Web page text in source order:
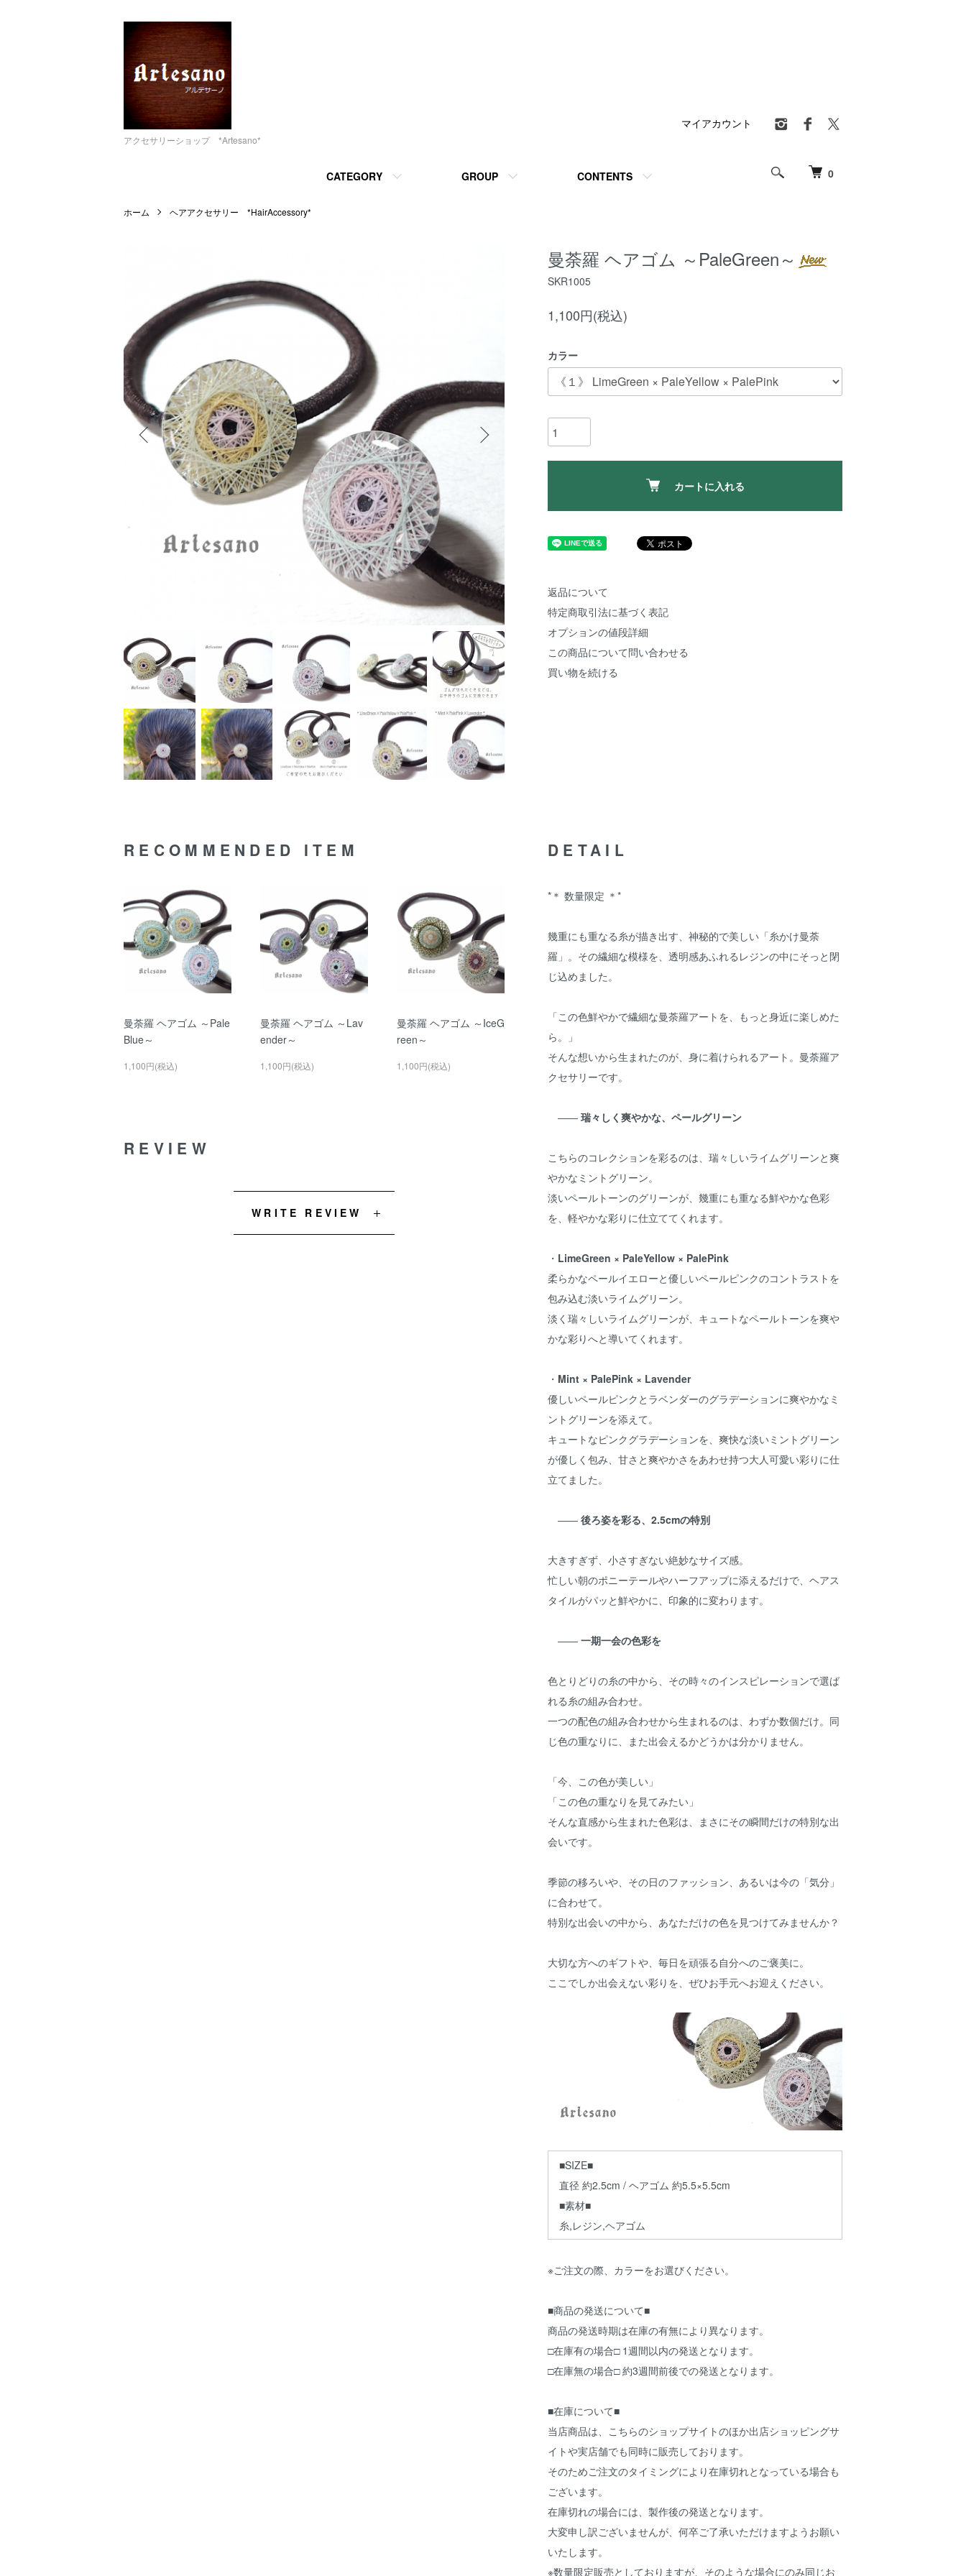
アクセサリーショップ *Artesano*
0
CATEGORY GROUP CONTENTS
マイアカウント
ホーム ヘアアクセサリー *HairAccessory*
曼荼羅 ヘアゴム ～PaleGreen～
SKR1005
1,100円(税込)
カラー
カートに入れる
返品について
特定商取引法に基づく表記
オプションの値段詳細
この商品について問い合わせる
買い物を続ける
DETAIL
*＊ 数量限定 ＊*
幾重にも重なる糸が描き出す、神秘的で美しい「糸かけ曼荼
羅」。その繊細な模様を、透明感あふれるレジンの中にそっと閉
じ込めました。
「この色鮮やかで繊細な曼荼羅アートを、もっと身近に楽しめた
ら。」
そんな想いから生まれたのが、身に着けられるアート。曼荼羅ア
クセサリーです。
―― 瑞々しく爽やかな、ペールグリーン
こちらのコレクションを彩るのは、瑞々しいライムグリーンと爽
やかなミントグリーン。
淡いペールトーンのグリーンが、幾重にも重なる鮮やかな色彩
を、軽やかな彩りに仕立ててくれます。
・ LimeGreen × PaleYellow × PalePink
柔らかなペールイエローと優しいペールピンクのコントラストを
包み込む淡いライムグリーン。
淡く瑞々しいライムグリーンが、キュートなペールトーンを爽や
かな彩りへと導いてくれます。
・ Mint × PalePink × Lavender
優しいペールピンクとラベンダーのグラデーションに爽やかなミ
ントグリーンを添えて。
キュートなピンクグラデーションを、爽快な淡いミントグリーン
が優しく包み、甘さと爽やかさをあわせ持つ大人可愛い彩りに仕
立てました。
―― 後ろ姿を彩る、2.5cmの特別
大きすぎず、小さすぎない絶妙なサイズ感。
忙しい朝のポニーテールやハーフアップに添えるだけで、ヘアス
タイルがパッと鮮やかに、印象的に変わります。
―― 一期一会の色彩を
色とりどりの糸の中から、その時々のインスピレーションで選ば
れる糸の組み合わせ。
一つの配色の組み合わせから生まれるのは、わずか数個だけ。同
じ色の重なりに、また出会えるかどうかは分かりません。
「今、この色が美しい」
「この色の重なりを見てみたい」
そんな直感から生まれた色彩は、まさにその瞬間だけの特別な出
会いです。
季節の移ろいや、その日のファッション、あるいは今の「気分」
に合わせて。
特別な出会いの中から、あなただけの色を見つけてみませんか？
大切な方へのギフトや、毎日を頑張る自分へのご褒美に。
ここでしか出会えない彩りを、ぜひお手元へお迎えください。
■SIZE■
直径 約2.5cm / ヘアゴム 約5.5×5.5cm
■素材■
糸,レジン,ヘアゴム
※ご注文の際、カラーをお選びください。
■商品の発送について■
商品の発送時期は在庫の有無により異なります。
□在庫有の場合□ 1週間以内の発送となります。
□在庫無の場合□ 約3週間前後での発送となります。
■在庫について■
当店商品は、こちらのショップサイトのほか出店ショッピングサ
イトや実店舗でも同時に販売しております。
そのためご注文のタイミングにより在庫切れとなっている場合も
ございます。
在庫切れの場合には、製作後の発送となります。
大変申し訳ございませんが、何卒ご了承いただけますようお願い
いたします。
※数量限定販売としておりますが、そのような場合にのみ同じお
RECOMMENDED ITEM
曼荼羅 ヘアゴム ～Pale
Blue～
1,100円(税込)
曼荼羅 ヘアゴム ～Lav
ender～
1,100円(税込)
曼荼羅 ヘアゴム ～IceG
reen～
1,100円(税込)
REVIEW
WRITE REVIEW